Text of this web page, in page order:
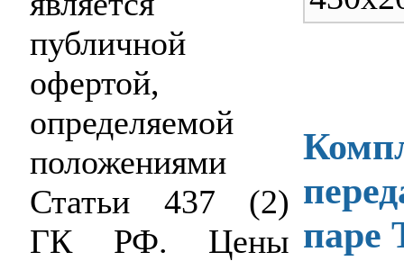
публичной
офертой,
определяемой
положениями
Статьи 437 (2)
ГК РФ. Цены паре